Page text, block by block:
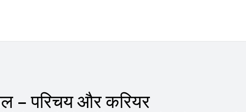
– परिचय और करियर